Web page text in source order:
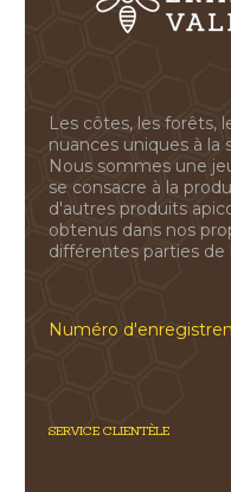
Les côtes, les forêts,
nuances uniques à la
Nous sommes une
se consacre à la
d'autres produits
obtenus dans nos
différentes parties de
Numéro
SERVICE CLIENTÈLE